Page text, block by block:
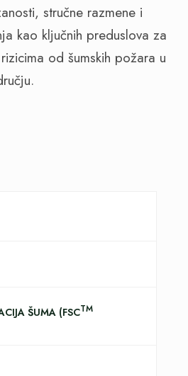
stručne razmene i
kao ključnih preduslova za
od šumskih požara u
ŠUMA (FSCTM